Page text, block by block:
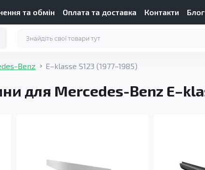
та обмін Оплата та доставка Контакти Блог
Benz E–klasse S123 (1977–1985)
для Mercedes-Benz